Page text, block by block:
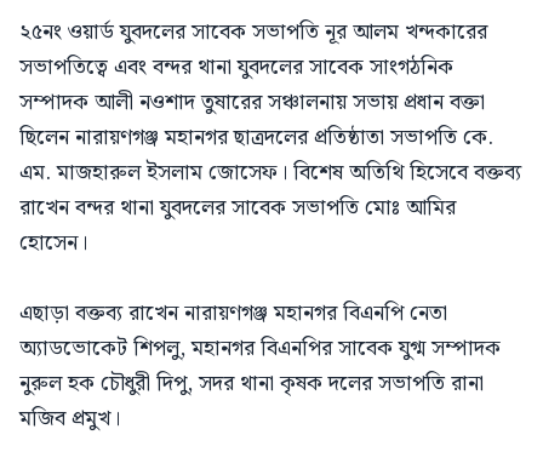
২৫নং ওয়ার্ড যুবদলের সাবেক সভাপতি নূর আলম খন্দকারের
সভাপতিত্বে এবং বন্দর থানা যুবদলের সাবেক সাংগঠনিক
সম্পাদক আলী নওশাদ তুষারের সঞ্চালনায় সভায় প্রধান বক্তা
ছিলেন নারায়ণগঞ্জ মহানগর ছাত্রদলের প্রতিষ্ঠাতা সভাপতি কে.
এম. মাজহারুল ইসলাম জোসেফ। বিশেষ অতিথি হিসেবে বক্তব্য
রাখেন বন্দর থানা যুবদলের সাবেক সভাপতি মোঃ আমির
হোসেন।
এছাড়া বক্তব্য রাখেন নারায়ণগঞ্জ মহানগর বিএনপি নেতা
অ্যাডভোকেট শিপলু, মহানগর বিএনপির সাবেক যুগ্ম সম্পাদক
নুরুল হক চৌধুরী দিপু, সদর থানা কৃষক দলের সভাপতি রানা
মজিব প্রমুখ।